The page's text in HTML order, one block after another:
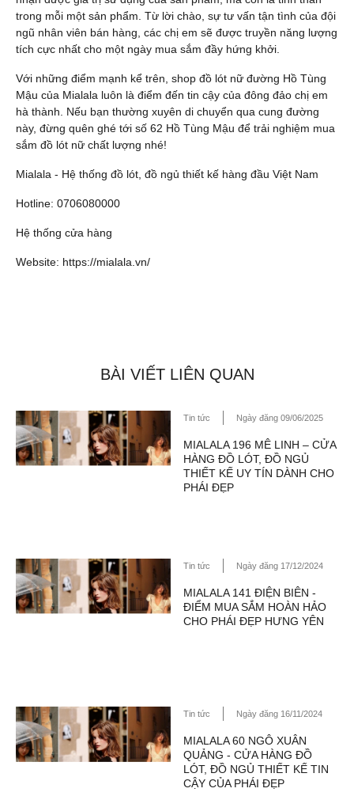
trong mỗi một sản phẩm. Từ lời chào, sự tư vấn tận tình của đội
ngũ nhân viên bán hàng, các chị em sẽ được truyền năng lượng
tích cực nhất cho một ngày mua sắm đầy hứng khởi.
Với những điểm mạnh kể trên, shop đồ lót nữ đường Hồ Tùng
Mậu của Mialala luôn là điểm đến tin cậy của đông đảo chị em
hà thành. Nếu bạn thường xuyên di chuyển qua cung đường
này, đừng quên ghé tới số 62 Hồ Tùng Mậu để trải nghiệm mua
sắm đồ lót nữ chất lượng nhé!
Mialala - Hệ thống đồ lót, đồ ngủ thiết kế hàng đầu Việt Nam
Hotline: 0706080000
Hệ thống cửa hàng
Website: https://mialala.vn/
BÀI VIẾT LIÊN QUAN
Tin tức Ngày đăng 09/06/2025
MIALALA 196 MÊ LINH – CỬA
HÀNG ĐỒ LÓT, ĐỒ NGỦ
THIẾT KẾ UY TÍN DÀNH CHO
PHÁI ĐẸP
Tin tức Ngày đăng 17/12/2024
MIALALA 141 ĐIỆN BIÊN -
ĐIỂM MUA SẮM HOÀN HẢO
CHO PHÁI ĐẸP HƯNG YÊN
Tin tức Ngày đăng 16/11/2024
MIALALA 60 NGÔ XUÂN
QUẢNG - CỬA HÀNG ĐỒ
LÓT, ĐỒ NGỦ THIẾT KẾ TIN
CẬY CỦA PHÁI ĐẸP